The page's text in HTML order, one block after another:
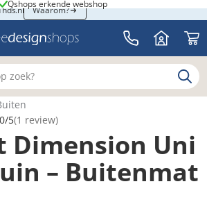
hds.nl Waarom?
Qshops erkende webshop
Qshops erkende webshop
zoek?
navigatie
5(1 review)
Dimension Uni
– Buitenmat